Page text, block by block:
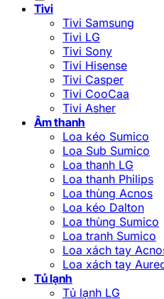
Tivi
Tivi Samsung
Tivi LG
Tivi Sony
Tivi Hisense
Tivi Casper
Tivi CooCaa
Tivi Asher
Âm thanh
Loa kéo Sumico
Loa Sub Sumico
Loa thanh LG
Loa thanh Philips
Loa thùng Acnos
Loa kéo Dalton
Loa thùng Sumico
Loa tranh Sumico
Loa xách tay
Loa xách tay
Tủ lạnh
Tủ lạnh LG